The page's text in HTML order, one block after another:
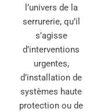
l’univers de la
serrurerie, qu’il
s’agisse
d’interventions
urgentes,
d’installation de
systèmes haute
protection ou de